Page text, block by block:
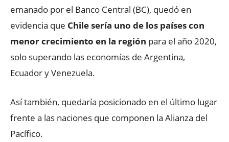
emanado por el Banco Central (BC), quedó en
evidencia que Chile sería uno de los países con
menor crecimiento en la región para el año 2020,
solo superando las economías de Argentina,
Ecuador y Venezuela.
Así también, quedaría posicionado en el último lugar
frente a las naciones que componen la Alianza del
Pacífico.